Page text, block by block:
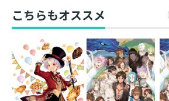
ジョンに潜って稼い
でいこうと思います
～@COMIC 第3巻
ダンジョンに潜って
稼いでいこうと思い
ます～
～
こちらもオススメ